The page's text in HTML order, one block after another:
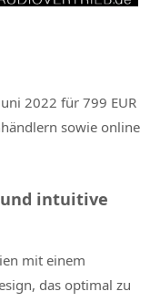
2022 für 799 EUR
sowie online
intuitive
mit einem
das optimal zu